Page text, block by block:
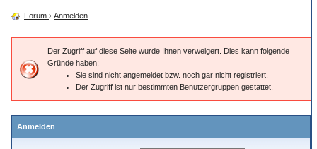
Forum › Anmelden
Der Zugriff auf diese Seite wurde Ihnen verweigert. Dies kann folgende
Gründe haben:
Sie sind nicht angemeldet bzw. noch gar nicht registriert.
Der Zugriff ist nur bestimmten Benutzergruppen gestattet.
Anmelden